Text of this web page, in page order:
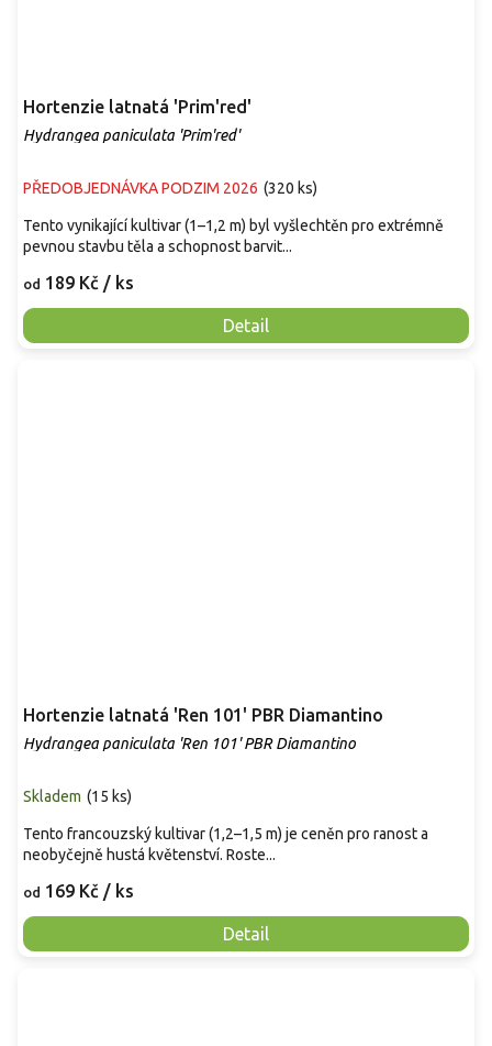
Hortenzie latnatá 'Prim'red'
Hydrangea paniculata 'Prim'red'
PŘEDOBJEDNÁVKA PODZIM 2026 (320 ks)
od 189 Kč / ks
Detail
Tento vynikající kultivar (1–1,2 m) byl vyšlechtěn pro extrémně
pevnou stavbu těla a schopnost barvit...
Hortenzie latnatá 'Ren 101' PBR Diamantino
Hydrangea paniculata 'Ren 101' PBR Diamantino
Skladem (15 ks)
od 169 Kč / ks
Detail
Tento francouzský kultivar (1,2–1,5 m) je ceněn pro ranost a
neobyčejně hustá květenství. Roste...